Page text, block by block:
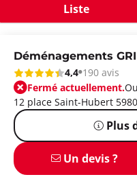
Liste
Déménagements
4,4 190 avis
Fermé actuellement.
12 place Saint-Hubert
Plus
Un devis ?